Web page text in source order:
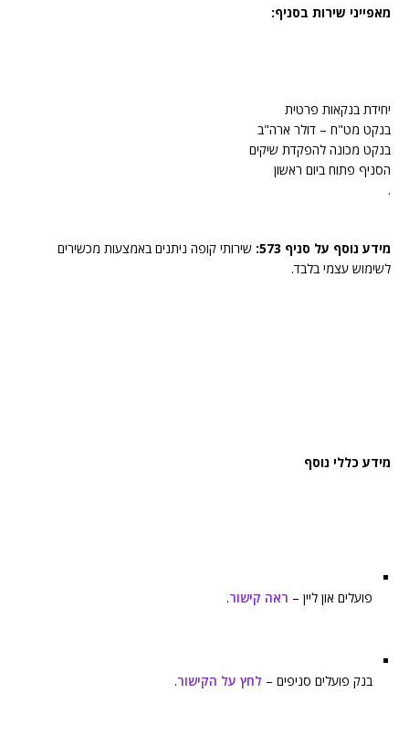
מאפייני שירות בסניף:
יחידת בנקאות פרטית
בנקט מט"ח – דולר ארה"ב
בנקט מכונה להפקדת שיקים
הסניף פתוח ביום ראשון
.
מידע נוסף על סניף 573:
שירותי קופה ניתנים באמצעות מכשירים
לשימוש עצמי בלבד.
מידע כללי נוסף
פועלים און ליין – ראה קישור.
בנק פועלים סניפים – לחץ על הקישור.